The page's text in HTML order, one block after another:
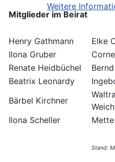
Mitglieder im Beirat
Henry Gathmann
Elke
Ilona Gruber
Renate Heidbüchel
Beatrix Leonardy
Bärbel Kirchner
Ilona Scheller
Stand:
Weitere